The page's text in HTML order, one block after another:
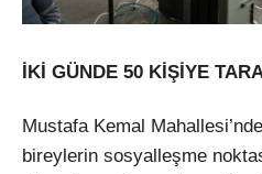
İKİ GÜNDE 50 KİŞİYE
Mustafa Kemal
bireylerin sosyalleşme